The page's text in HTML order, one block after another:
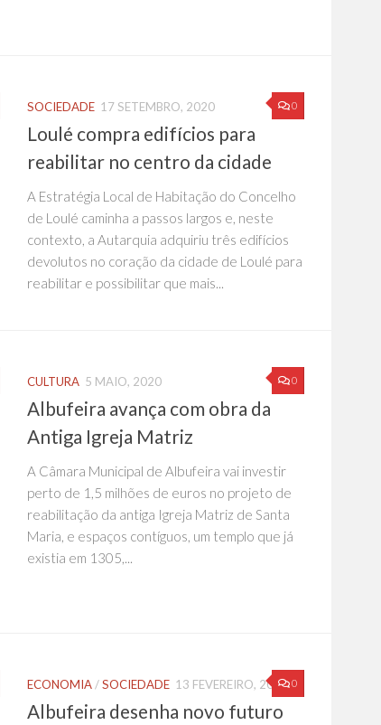
0
SOCIEDADE 17 SETEMBRO, 2020
Loulé compra edifícios para
reabilitar no centro da cidade
A Estratégia Local de Habitação do Concelho
de Loulé caminha a passos largos e, neste
contexto, a Autarquia adquiriu três edifícios
devolutos no coração da cidade de Loulé para
reabilitar e possibilitar que mais...
0
CULTURA 5 MAIO, 2020
Albufeira avança com obra da
Antiga Igreja Matriz
A Câmara Municipal de Albufeira vai investir
perto de 1,5 milhões de euros no projeto de
reabilitação da antiga Igreja Matriz de Santa
Maria, e espaços contíguos, um templo que já
existia em 1305,...
0
ECONOMIA /SOCIEDADE 13 FEVEREIRO, 2020
Albufeira desenha novo futuro